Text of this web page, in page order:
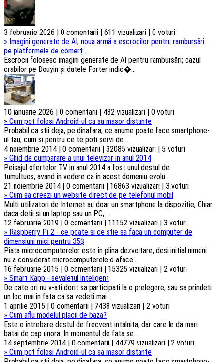
3 februarie 2026 | 0 comentarii | 611 vizualizari | 0 voturi
» Imagini generate de AI, noua armă a escrocilor pentru rambursări
pe platformele de comerț ...
Escrocii folosesc imagini generate de AI pentru rambursări; cazul
crabilor pe Douyin și datele Forter indic�...
10 ianuarie 2026 | 0 comentarii | 482 vizualizari | 0 voturi
» Cum pot folosi Android-ul ca sa masor distante
Probabil ca stii deja, pe dinafara, ce anume poate face smartphone-
ul tau, cum si pentru ce te poti servi de ...
4 noiembrie 2014 | 0 comentarii | 32085 vizualizari | 5 voturi
» Ghid de cumparare a unui televizor in anul 2014
Peisajul ofertelor TV in anul 2014 a fost unul destul de
tumultuos, avand in vedere ca in acest domeniu evolu...
21 noiembrie 2014 | 0 comentarii | 16863 vizualizari | 3 voturi
» Cum sa creezi un website direct de pe telefonul mobil
Multi utilizatori de Internet au doar un smartphone la dispozitie, Chiar
daca detii si un laptop sau un PC, ...
12 februarie 2019 | 0 comentarii | 11152 vizualizari | 3 voturi
» Raspberry Pi 2 - ce poate si ce stie sa faca un computer de
dimensiuni mici pentru 35$
Piata microcomputerelor este in plina dezvoltare, desi initial nimeni
nu a considerat microcomputerele o aface...
16 februarie 2015 | 0 comentarii | 15325 vizualizari | 2 voturi
» Smart Kapp - sevaletul inteligent
De cate ori nu v-ati dorit sa participati la o prelegere, sau sa prindeti
un loc mai in fata ca sa vedeti mai ...
1 aprilie 2015 | 0 comentarii | 7438 vizualizari | 2 voturi
» Cum aflu modelul placii de baza?
Este o intrebare destul de frecvent intalnita, dar care le da mari
batai de cap unora. In momentul de fata se...
14 septembrie 2014 | 0 comentarii | 44779 vizualizari | 2 voturi
» Cum pot folosi Android-ul ca sa masor distante